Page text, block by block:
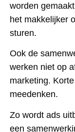
worden
het makkelijker
sturen.
Ook de
werken niet op
marketing.
meedenken.
Zo wordt ads
een